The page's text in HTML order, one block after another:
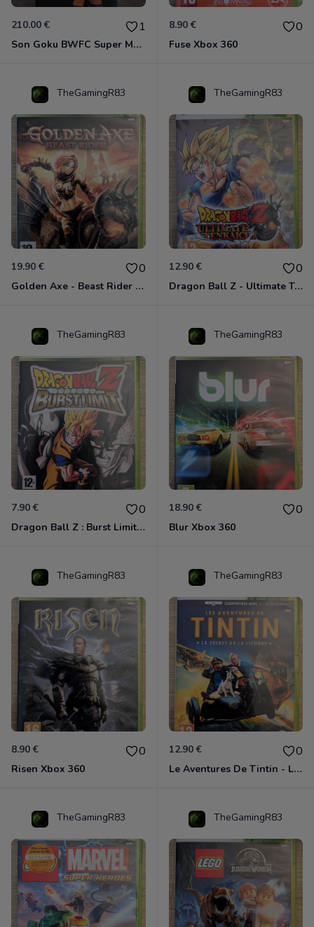
210.00 € 1
Son Goku BWFC Super Master Stars
8.90 € 0
Fuse Xbox 360
TheGamingR83
19.90 € 0
Golden Axe - Beast Rider Xbox 360
TheGamingR83
12.90 € 0
Dragon Ball Z - Ultimate Tenkaichi Xbox 360
TheGamingR83
7.90 € 0
Dragon Ball Z : Burst Limit Xbox 360
TheGamingR83
18.90 € 0
Blur Xbox 360
TheGamingR83
8.90 € 0
Risen Xbox 360
TheGamingR83
12.90 € 0
Le Aventures De Tintin - Le Secret De La Licorne Xbox 360
TheGamingR83 TheGamingR83